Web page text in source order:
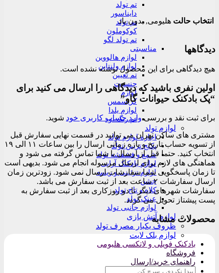
تم تولد
دایناسور
تم تولد
کوکوملون
تم تولد لگو
مناسبتی
لوازم هالووین
لوازم ولنتاین
تم تعیین
جنسیت
لوازم
کریسمس
لوازم یلدا
تم رنگ نود
لوازم تولد
اجاره لوازم تولد
پکیج تزیین تولد
شمع و فشفشه تولد
لوازم بادکنک آرایی
لوازم تزئینی و ریسه
جشن
کلاه و تاج تولد
عینک تولد
لوازم جانبی تولد
لوازم آتش بازی
ظروف یکبار مصرف تولد
لوازم بلک لایت
بادکنک فویلی و لاتکسی هلیومی
فروشگاه
راهنمای خرید/ارسال
جستجو
انتخاب حالت هلیومی, بدون باد
دیدگاهها
هیچ دیدگاهی برای این محصول نوشته نشده است.
اولین نفری باشید که دیدگاهی را ارسال می کنید برای
“پک بادکنک حیوانات گاو”
برای ثبت نقد و بررسیوارد حساب کاربری خود شوید.
مشتری های ساکن تهران می توانید در قسمت نهایی سفارش قبل
از تسویه حساب تاریخ و بازه زمانی ارسال را بین ساعات ۱۱ الی ۱۹
انتخاب کنید. حتما قبل از ارسال با شما تماس گرفته می شود و
هماهنگی های لازم برای ارسال مرسوله انجام می شود. بدیهی است
تا زمان پاسخگویی شما سفارشات ارسال نمی شود. زودترین زمان
ارسال سفارشات ۲ ساعت بعد از ثبت سفارش می باشد.
سفارشات شهرهای دیگر تا دو روزکاری بعد از ثبت سفارش به
پست پیشتاز تحویل می گردد.
محصولات مشابه